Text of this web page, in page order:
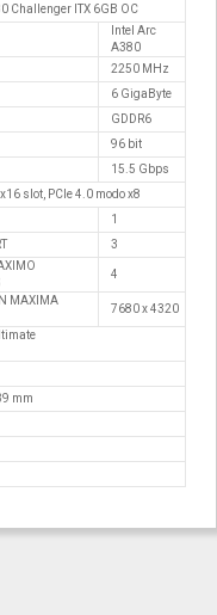
Challenger ITX 6GB OC
Intel Arc
A380
2250 MHz
6 GigaByte
GDDR6
96 bit
15.5 Gbps
slot, PCIe 4.0 modo x8
1
3
4
MAXIMA
7680 x 4320
mm